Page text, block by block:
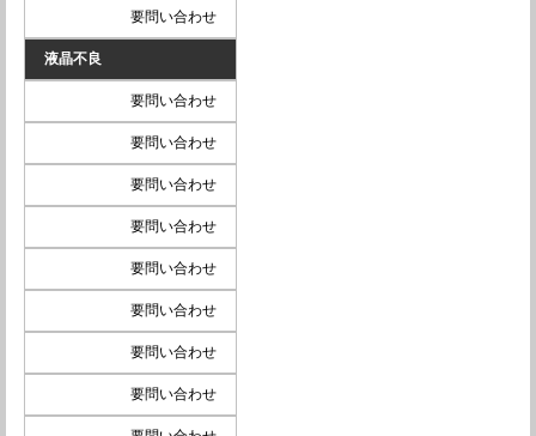
要問い合わせ
液晶不良
要問い合わせ
要問い合わせ
要問い合わせ
要問い合わせ
要問い合わせ
要問い合わせ
要問い合わせ
要問い合わせ